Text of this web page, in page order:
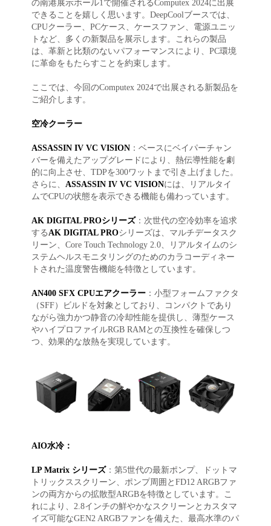
の南港展示ホール1で開催されるComputex 2024に出展
できることを嬉しく思います。DeepCoolブースでは、
CPUクーラー、PCケース、ケースファン、電源ユニッ
トなど、多くの新製品を展示します。これらの製品
は、革新と比類のないパフォーマンスにより、PC環境
に革命をもたらすことを約束します。
ここでは、今回のComputex 2024で出展される新製品を
ご紹介します。
空冷クーラー
ASSASSIN IV VC VISION ：ベースにベイパーチャン
バーを備えたアップグレードにより、熱伝導性能を劇
的に向上させ、TDPを300ワットまで引き上げました。
さらに、ASSASSIN IV VC VISIONには、リアルタイ
ムでCPUの状態を表示できる機能も備わっています。
AK DIGITAL PROシリーズ：次世代の空冷効率を追求
するAK DIGITAL PROシリーズは、マルチデータスク
リーン、Core Touch Technology 2.0、リアルタイムのシ
ステムヘルスモニタリングのためのカラコーディネー
トされた温度警告機能を特徴としています。
AN400 SFX CPUエアクーラー ：小型フォームファクタ
（SFF）ビルドを対象としており、コンパクトであり
ながら強力かつ静音の冷却性能を提供し、薄型ケース
やハイプロファイルRGB RAMとの互換性を確保しつ
つ、効果的な放熱を実現しています。
AIO水冷：
LP Matrix シリーズ ：第5世代の最新ポンプ、ドットマ
トリックススクリーン、ポンプ周囲とFD12 ARGBファ
ンの両方からの拡散型ARGBを特徴としています。こ
れにより、2.8インチの鮮やかなスクリーンとカスタマ
イズ可能なGEN2 ARGBファンを備えた、最高水準のパ